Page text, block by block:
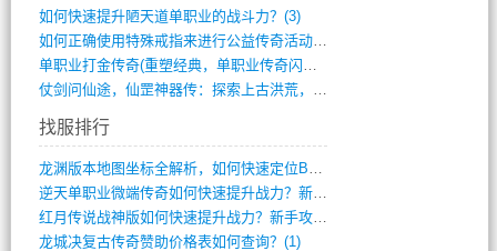
如何快速提升陋天道单职业的战斗力？(3)
如何正确使用特殊戒指来进行公益传奇活动？(10)
单职业打金传奇(重塑经典，单职业传奇闪耀(10)
仗剑问仙途，仙罡神器传：探索上古洪荒，揭(813)
找服排行
龙渊版本地图坐标全解析，如何快速定位BO(3)
逆天单职业微端传奇如何快速提升战力？新手(2)
红月传说战神版如何快速提升战力？新手攻略(2)
龙城决复古传奇赞助价格表如何查询？(1)